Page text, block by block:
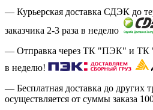
— Курьерская доставка СДЭК до
заказчика 2-3 раза в неделю
— Отправка через ТК "ПЭК" и ТК
в неделю!
— Бесплатная доставка до других
осуществляется от суммы заказа